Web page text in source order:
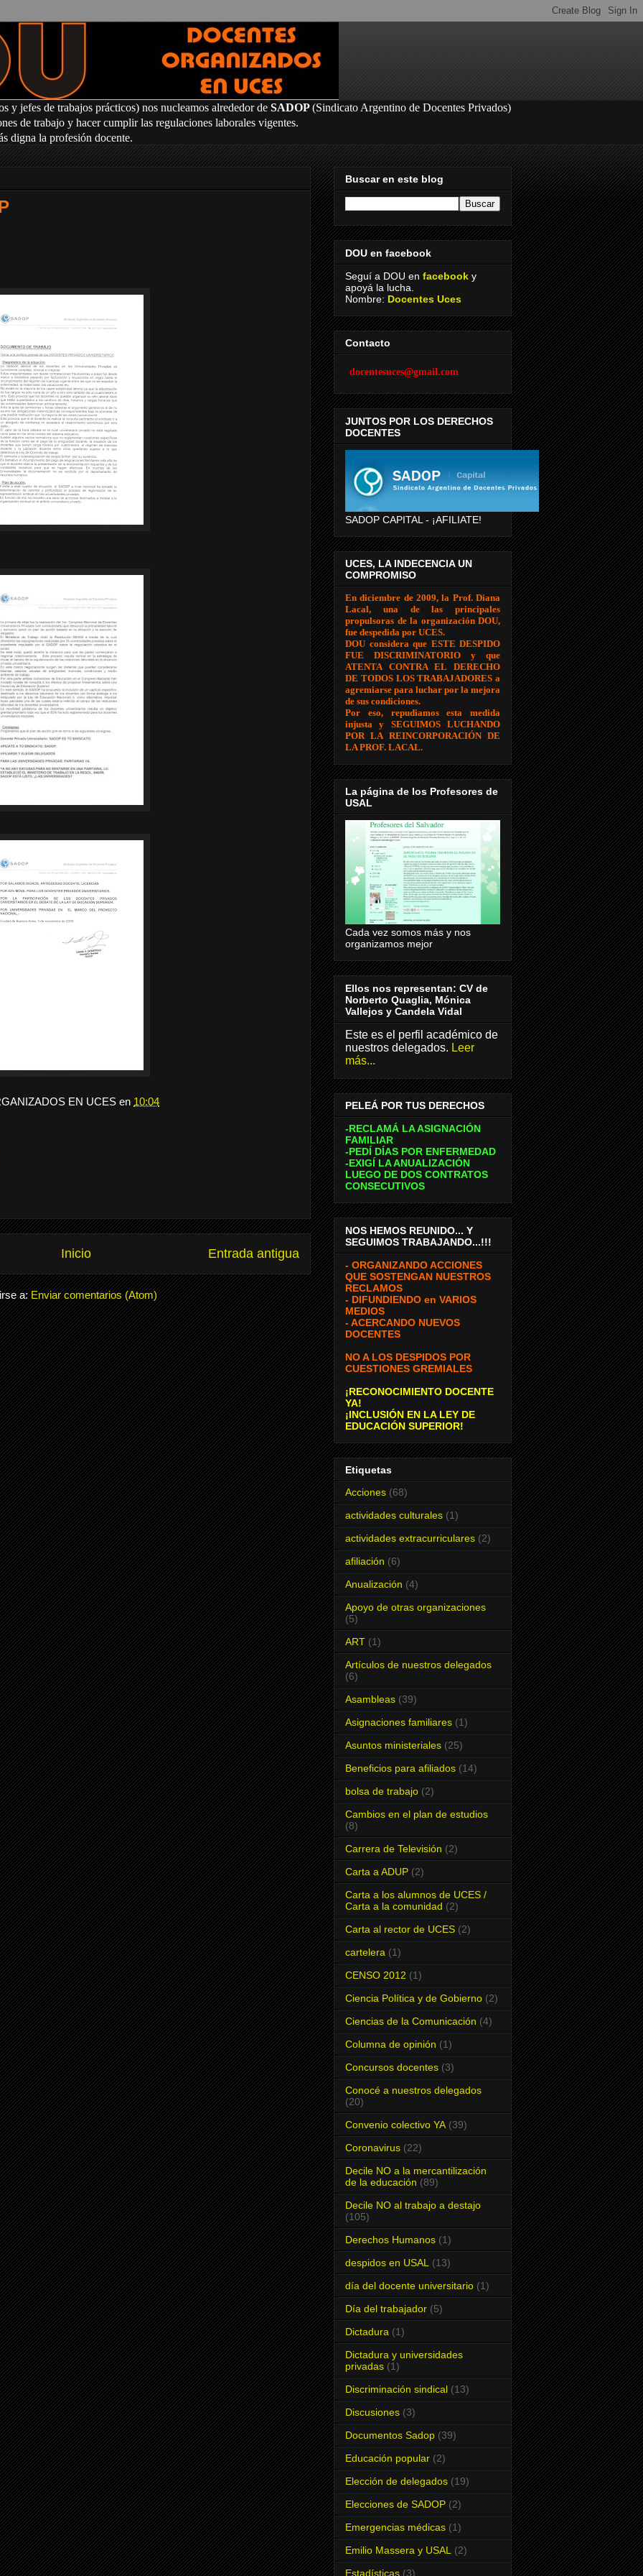
y jefes de trabajos prácticos) nos nucleamos alrededor de SADOP(Sindicato Argentino de Docentes Privados)
de trabajo y hacer cumplir las regulaciones laborales vigentes.
digna la profesión docente.
EN UCES en 10:04
Entrada antigua
Inicio
a:Enviar comentarios (Atom)
Buscar en este blog
DOU en facebook
Seguí a DOU en facebook y
apoyá la lucha.
Nombre: Docentes Uces
Contacto
docentesuces@gmail.com
JUNTOS POR LOS DERECHOS
DOCENTES
SADOP CAPITAL - ¡AFILIATE!
UCES, LA INDECENCIA UN
COMPROMISO
En diciembre de 2009, la Prof. Diana
Lacal, una de las principales
propulsoras de la organización DOU,
fue despedida por UCES.
DOU considera que ESTE DESPIDO
FUE DISCRIMINATORIO y que
ATENTA CONTRA EL DERECHO
DE TODOS LOS TRABAJADORES a
agremiarse para luchar por la mejora
de sus condiciones.
Por eso, repudiamos esta medida
injusta y SEGUIMOS LUCHANDO
POR LA REINCORPORACIÓN DE
LA PROF. LACAL.
La página de los Profesores de
USAL
Cada vez somos más y nos
organizamos mejor
Ellos nos representan: CV de
Norberto Quaglia, Mónica
Vallejos y Candela Vidal
Este es el perfil académico de
nuestros delegados. Leer
más...
PELEÁ POR TUS DERECHOS
-RECLAMÁ LA ASIGNACIÓN
FAMILIAR
-PEDÍ DÍAS POR ENFERMEDAD
-EXIGÍ LA ANUALIZACIÓN
LUEGO DE DOS CONTRATOS
CONSECUTIVOS
NOS HEMOS REUNIDO... Y
SEGUIMOS TRABAJANDO...!!!
- ORGANIZANDO ACCIONES
QUE SOSTENGAN NUESTROS
RECLAMOS
- DIFUNDIENDO en VARIOS
MEDIOS
- ACERCANDO NUEVOS
DOCENTES
NO A LOS DESPIDOS POR
CUESTIONES GREMIALES
¡RECONOCIMIENTO DOCENTE
YA!
¡INCLUSIÓN EN LA LEY DE
EDUCACIÓN SUPERIOR!
Etiquetas
Acciones (68)
actividades culturales (1)
actividades extracurriculares (2)
afiliación (6)
Anualización (4)
Apoyo de otras organizaciones
(5)
ART (1)
Artículos de nuestros delegados
(6)
Asambleas (39)
Asignaciones familiares (1)
Asuntos ministeriales (25)
Beneficios para afiliados (14)
bolsa de trabajo (2)
Cambios en el plan de estudios
(8)
Carrera de Televisión (2)
Carta a ADUP (2)
Carta a los alumnos de UCES /
Carta a la comunidad (2)
Carta al rector de UCES (2)
cartelera (1)
CENSO 2012 (1)
Ciencia Política y de Gobierno (2)
Ciencias de la Comunicación (4)
Columna de opinión (1)
Concursos docentes (3)
Conocé a nuestros delegados
(20)
Convenio colectivo YA (39)
Coronavirus (22)
Decile NO a la mercantilización
de la educación (89)
Decile NO al trabajo a destajo
(105)
Derechos Humanos (1)
despidos en USAL
(13)
día del docente universitario (1)
Día del trabajador (5)
Dictadura (1)
Dictadura y universidades
privadas (1)
Discriminación sindical (13)
Discusiones (3)
Documentos Sadop (39)
Educación popular (2)
Elección de delegados (19)
Elecciones de SADOP (2)
Emergencias médicas (1)
Emilio Massera y USAL
(2)
Estadísticas (3)